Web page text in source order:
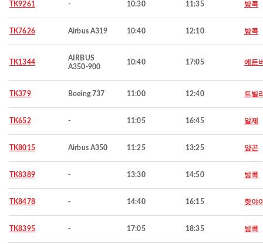
TK9261 - 10:30 11:35 방콕
TK7626 Airbus A319 10:40 12:10 방콕
TK1344
AIRBUS
A350-900
10:40 17:05 에든
TK379 Boeing 737 11:00 12:40 트빌
TK652 - 11:05 16:45 알제
TK8015 Airbus A350 11:25 13:25 양곤
TK8389 - 13:30 14:50 방콕
TK8478 - 14:40 16:15 핫야
TK8395 - 17:05 18:35 방콕